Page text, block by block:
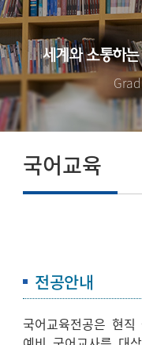
세계와 소통하
국어교육
전공안내
국어교육전공은 현